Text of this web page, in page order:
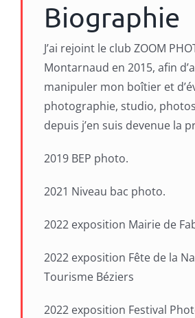
Biographie
J’ai rejoint le club ZOOM
Montarnaud en 2015, afin
manipuler mon boîtier et
photographie, studio,
depuis j’en suis devenue la
2019 BEP photo.
2021 Niveau bac photo.
2022 exposition Mairie de
2022 exposition Fête de la
Tourisme Béziers
2022 exposition Festival